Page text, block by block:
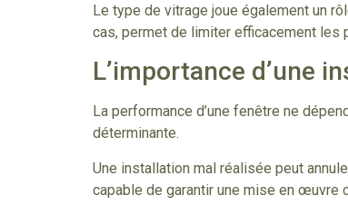
Le type de vitrage joue également un
cas, permet de limiter efficacement les
L’importance d’une
La performance d’une fenêtre ne
déterminante.
Une installation mal réalisée peut
capable de garantir une mise en œuvre